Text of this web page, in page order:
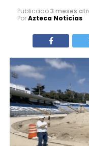
Publicado3 meses
PorAzteca Noticias